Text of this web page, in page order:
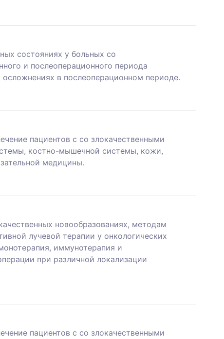
состояниях у больных со
и послеоперационного периода
в послеоперационном периоде.
пациентов с со злокачественными
костно-мышечной системы, кожи,
медицины.
новообразованиях, методам
лучевой терапии у онкологических
иммунотерапия и
при различной локализации
пациентов с со злокачественными